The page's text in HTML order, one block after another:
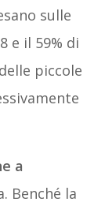
sulle
e il 59% di
piccole
a
Benché la